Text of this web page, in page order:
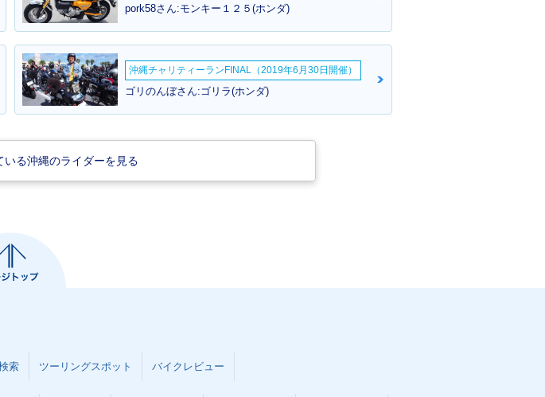
2009年 TODAY F Speci
al・特別・限定仕様
2008年 TODAY F・追加
2008年 TODAY・カラー
チェンジ
pork58さん:モンキー１２５(ホンダ)
沖縄チャリティーランFINAL（2019年6月30日開催）
ゴリのんぼさん:ゴリラ(ホンダ)
いる沖縄のライダーを見る
索 ツーリングスポット バイクレビュー